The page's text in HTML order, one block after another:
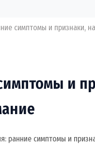
симптомы и признаки,
и
ранние симптомы и